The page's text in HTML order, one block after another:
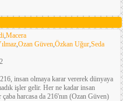
,Macera
,Ozan Güven,Özkan Uğur,Seda
insan olmaya karar vererek dünyaya
işler gelir. Her ne kadar insan
harcasa da 216'nın (Ozan Güven)